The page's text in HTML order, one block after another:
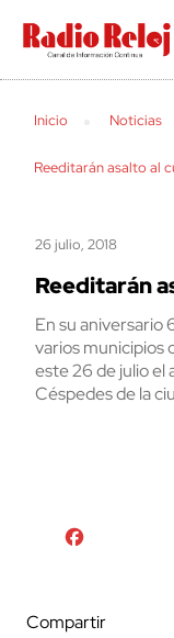
Inicio Noticias
Reeditarán asalto al
26 julio, 2018
Reeditarán
En su aniversario
varios municipios
este 26 de julio el
Céspedes de la
Compartir